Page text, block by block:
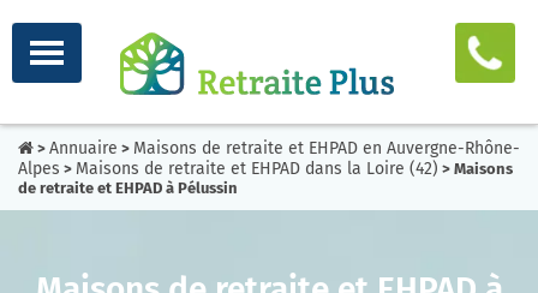
> Annuaire > Maisons de retraite et EHPAD en Auvergne-Rhône-
Alpes > Maisons de retraite et EHPAD dans la Loire (42) > Maisons
de retraite et EHPAD à Pélussin